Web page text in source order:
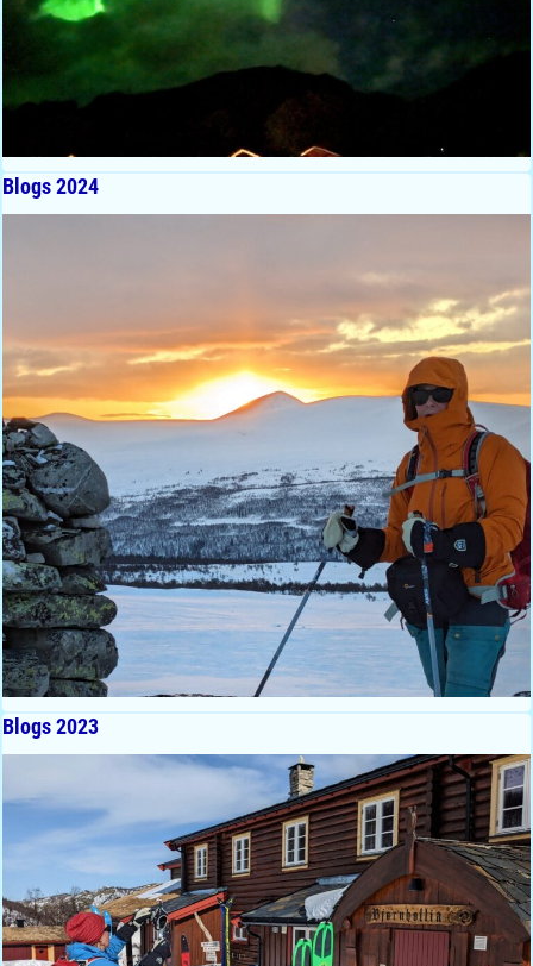
Blogs 2024
Blogs 2023